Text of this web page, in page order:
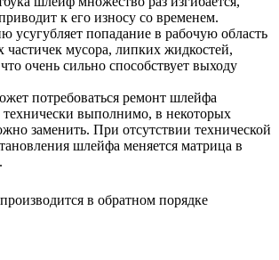
к его износу со временем.
усугубляет попадание в рабочую область
мусора, липких жидкостей,
очень сильно способствует выходу
потребоваться ремонт шлейфа
выполнимо, в некоторых
заменить. При отсутствии технической
шлейфа меняется матрица в
в обратном порядке